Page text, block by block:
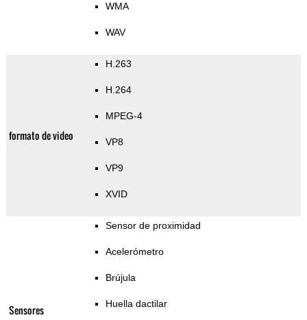
WMA
WAV
formato de video
H.263
H.264
MPEG-4
VP8
VP9
XVID
Sensores
Sensor de proximidad
Acelerómetro
Brújula
Huella dactilar